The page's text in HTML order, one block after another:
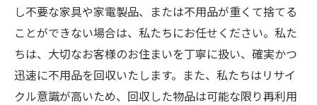
し不要な家具や家電製品、または不用品が重くて捨てる
ことができない場合は、私たちにお任せください。私た
ちは、大切なお客様のお住まいを丁寧に扱い、確実かつ
迅速に不用品を回収いたします。また、私たちはリサイ
クル意識が高いため、回収した物品は可能な限り再利用